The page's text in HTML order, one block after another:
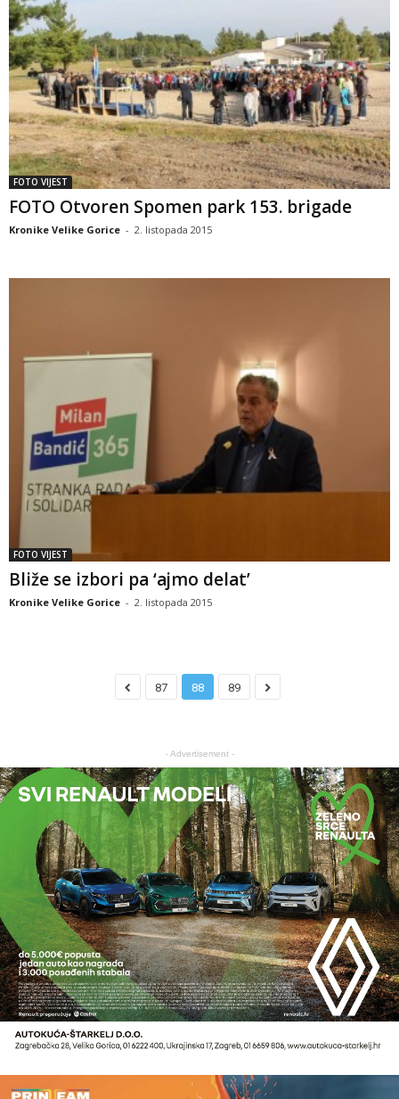
FOTO VIJEST
FOTO Otvoren Spomen park 153. brigade
Kronike Velike Gorice - 2. listopada 2015
FOTO VIJEST
Bliže se izbori pa ‘ajmo delat’
Kronike Velike Gorice - 2. listopada 2015
87 88 89
- Advertisement -